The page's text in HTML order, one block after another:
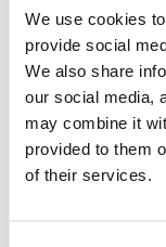
We use cookies
provide social
We also share
our social media,
may combine it
provided to them
of their services.
invitada con
Las mangas
toque romántico,
aire libre.
Vestidos